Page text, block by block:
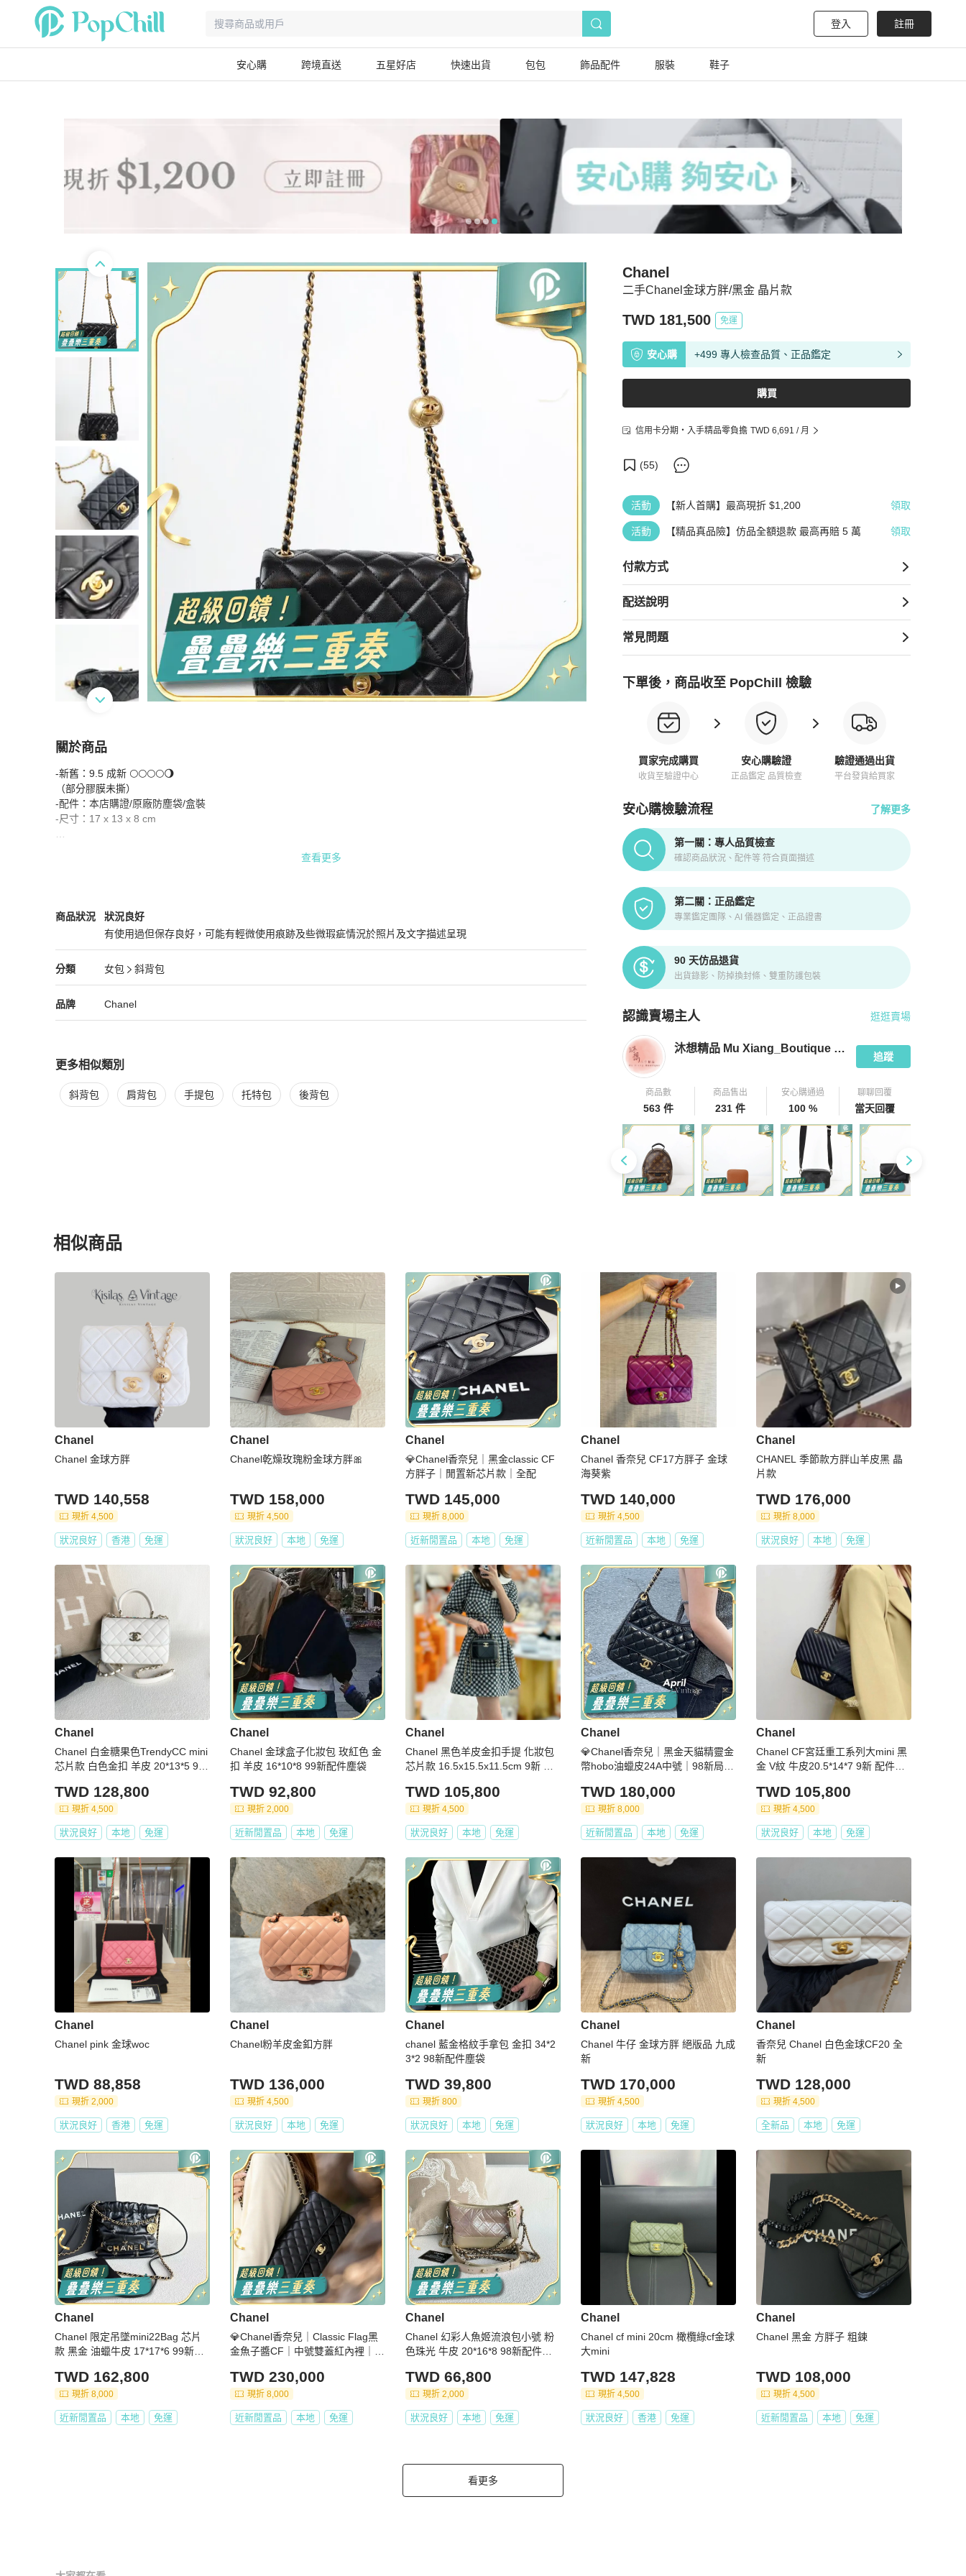
登入 註冊
安心購 跨境直送 五星好店 快速出貨 包包 飾品配件 服裝 鞋子
二手Chanel金球方胖/黑金 晶片款
Chanel
TWD 181,500 免運
安心購 +499 專人檢查品質、正品鑑定
購買
信用卡分期・入手精品零負擔 TWD 6,691 / 月
(55)
活動 【新人首購】最高現折 $1,200 領取
活動 【精品真品險】仿品全額退款 最高再賠 5 萬 領取
付款方式
配送說明
常見問題
下單後，商品收至 PopChill 檢驗
買家完成購買
收貨至驗證中心
安心購驗證
正品鑑定 品質檢查
驗證通過出貨
平台發貨給買家
安心購檢驗流程 了解更多
PopChill拍拍圈正品驗證、安心購檢驗流程介紹
第一關：專人品質檢查
確認商品狀況、配件等 符合頁面描述
第二關：正品鑑定
專業鑑定團隊、AI 儀器鑑定、正品證書
90 天仿品退貨
出貨錄影、防掉換封條、雙重防護包裝
認識賣場主人
PopChill 拍拍圈嚴選賣家 沐想精品 Mu Xiang_Boutique ｜二手精品
逛逛賣場
沐想精品 Mu Xiang_Boutique ｜二手精品收購
追蹤
商品數
563 件
商品售出
231 件
安心購通過
100 %
聊聊回覆
當天回覆
關於商品
關於二手Chanel金球方胖/黑金 晶片款
-新舊：9.5 成新 🌕🌕🌕🌕🌖
（部分膠膜未撕）
-配件：本店購證/原廠防塵袋/盒裝
-尺寸：17 x 13 x 8 cm
實用可調節長度的設計
黑金搭配 優雅與高級感直接拿捏><
真的好喜歡，真的誠意推薦🫶🏻
#chanel #chanelbag #chanel金球 #chanel金球方胖
查看更多
商品狀況
Chanel女包商品狀態與細節
狀況良好
有使用過但保存良好，可能有輕微使用痕跡及些微瑕疵情況於照片及文字描述呈現
狀況良好
分類
Chanel 女包分類資訊
女包
斜背包
女包/斜背包推薦
品牌
Chanel 精品女包品牌介紹
Chanel
Chanel 推薦清單
更多相似類別
更多Chanel 女包相似商品推薦
斜背包 肩背包 手提包 托特包 後背包
相似商品
更多相似Chanel女包推薦精品
Chanel
Chanel 金球方胖
TWD 140,558
現折 4,500
狀況良好 香港 免運
Chanel
Chanel乾燥玫瑰粉金球方胖🎀
TWD 158,000
現折 4,500
狀況良好 本地 免運
Chanel
💎Chanel香奈兒｜黑金classic CF
方胖子｜閒置新芯片款｜全配
TWD 145,000
現折 8,000
近新閒置品 本地 免運
Chanel
Chanel 香奈兒 CF17方胖子 金球
海葵紫
TWD 140,000
現折 4,500
近新閒置品 本地 免運
Chanel
CHANEL 季節款方胖山羊皮黑 晶
片款
TWD 176,000
現折 8,000
狀況良好 本地 免運
Chanel
Chanel 白金糖果色TrendyCC mini
芯片款 白色金扣 羊皮 20*13*5 9新
TWD 128,800
現折 4,500
狀況良好 本地 免運
Chanel
Chanel 金球盒子化妝包 玫紅色 金
扣 羊皮 16*10*8 99新配件塵袋
TWD 92,800
現折 2,000
近新閒置品 本地 免運
Chanel
Chanel 黑色羊皮金扣手提 化妝包
芯片款 16.5x15.5x11.5cm 9新 配
TWD 105,800
現折 4,500
狀況良好 本地 免運
Chanel
💎Chanel香奈兒｜黑金天貓精靈金
幣hobo油蠟皮24A中號｜98新局部
TWD 180,000
現折 8,000
近新閒置品 本地 免運
Chanel
Chanel CF宮廷重工系列大mini 黑
金 V紋 牛皮20.5*14*7 9新 配件塵
TWD 105,800
現折 4,500
狀況良好 本地 免運
Chanel
Chanel pink 金球woc
TWD 88,858
現折 2,000
狀況良好 香港 免運
Chanel
Chanel粉羊皮金釦方胖
TWD 136,000
現折 4,500
狀況良好 本地 免運
Chanel
chanel 藍金格紋手拿包 金扣 34*2
3*2 98新配件塵袋
TWD 39,800
現折 800
狀況良好 本地 免運
Chanel
Chanel 牛仔 金球方胖 絕版品 九成
新
TWD 170,000
現折 4,500
狀況良好 本地 免運
Chanel
香奈兒 Chanel 白色金球CF20 全
新
TWD 128,000
現折 4,500
全新品 本地 免運
Chanel
Chanel 限定吊墜mini22Bag 芯片
款 黑金 油蠟牛皮 17*17*6 99新配
TWD 162,800
現折 8,000
近新閒置品 本地 免運
Chanel
💎Chanel香奈兒｜Classic Flag黑
金魚子醬CF｜中號雙蓋紅內裡｜閒
TWD 230,000
現折 8,000
近新閒置品 本地 免運
Chanel
Chanel 幻彩人魚姬流浪包小號 粉
色珠光 牛皮 20*16*8 98新配件塵
TWD 66,800
現折 2,000
狀況良好 本地 免運
Chanel
Chanel cf mini 20cm 橄欖綠cf金球
大mini
TWD 147,828
現折 4,500
狀況良好 香港 免運
Chanel
Chanel 黑金 方胖子 粗鍊
TWD 108,000
現折 4,500
近新閒置品 本地 免運
看更多